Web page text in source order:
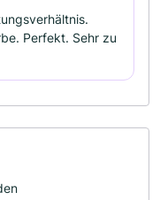
Perfekt. Sehr zu